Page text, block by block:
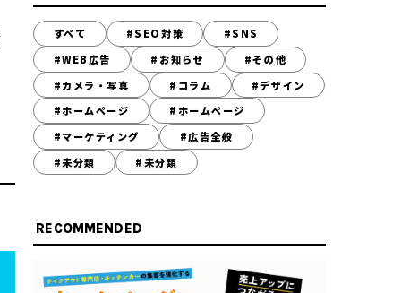
すべて #SEO対策
#SNS
#WEB広告
#お知らせ
#その他
#カメラ・写真
#コラム
#デザイン
#ホームページ
#ホームページ
#マーケティング
#広告全般
#未分類
#未分類
RECOMMENDED